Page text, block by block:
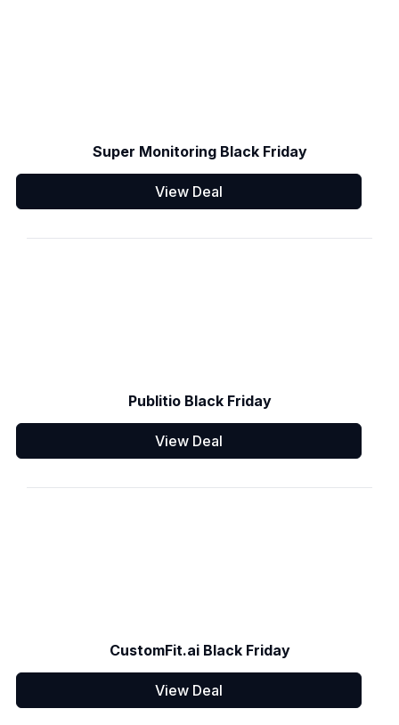
Super Monitoring Black Friday
View Deal
Publitio Black Friday
View Deal
CustomFit.ai Black Friday
View Deal